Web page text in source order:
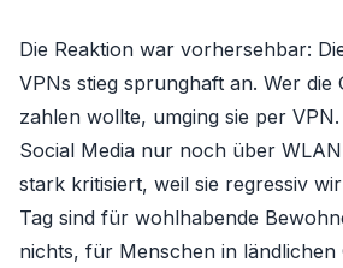
Die Reaktion war vorhersehbar:
VPNs stieg sprunghaft an. Wer die
zahlen wollte, umging sie per
Social Media nur noch über
stark kritisiert, weil sie regressiv
Tag sind für wohlhabende
nichts, für Menschen in ländlichen